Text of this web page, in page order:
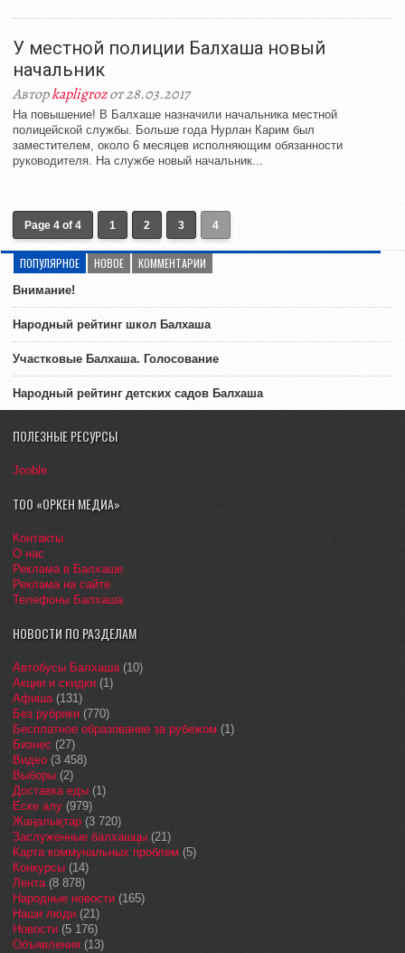
У местной полиции Балхаша новый
начальник
Авторkapligrozот 28.03.2017
На повышение! В Балхаше назначили начальника местной
полицейской службы. Больше года Нурлан Карим был
заместителем, около 6 месяцев исполняющим обязанности
руководителя. На службе новый начальник...
Page 4 of 4 1 2 3 4
ПОПУЛЯРНОЕ НОВОЕ КОММЕНТАРИИ
Внимание!
Народный рейтинг школ Балхаша
Участковые Балхаша. Голосование
Народный рейтинг детских садов Балхаша
ПОЛЕЗНЫЕ РЕСУРСЫ
Jooble
ТОО «ОРКЕН МЕДИА»
Контакты
О нас
Реклама в Балхаше
Реклама на сайте
Телефоны Балхаша
НОВОСТИ ПО РАЗДЕЛАМ
Автобусы Балхаша(10)
Акции и скидки (1)
Афиша(131)
Без рубрики (770)
Бесплатное образование за рубежом (1)
Бизнес (27)
Видео (3 458)
Выборы (2)
Доставка еды (1)
Еске алу (979)
Жаңалықтар (3 720)
Заслуженные балхашцы (21)
Карта коммунальных проблем (5)
Конкурсы (14)
Лента(8 878)
Народные новости (165)
Наши люди (21)
Новости (5 176)
Объявления (13)